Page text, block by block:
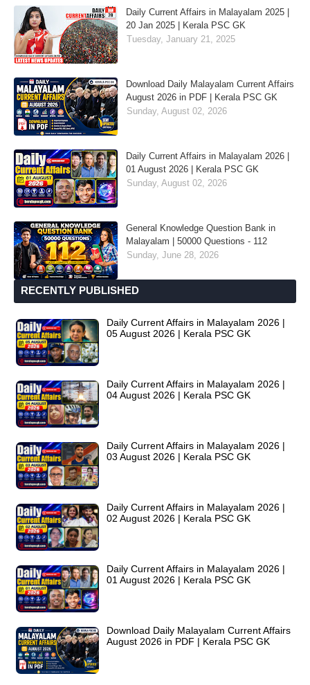
Daily Current Affairs in Malayalam 2025 |
20 Jan 2025 | Kerala PSC GK
Tuesday, January 21, 2025
Download Daily Malayalam Current Affairs
August 2026 in PDF | Kerala PSC GK
Sunday, August 02, 2026
Daily Current Affairs in Malayalam 2026 |
01 August 2026 | Kerala PSC GK
Sunday, August 02, 2026
General Knowledge Question Bank in
Malayalam | 50000 Questions - 112
Sunday, June 28, 2026
RECENTLY PUBLISHED
Daily Current Affairs in Malayalam 2026 |
05 August 2026 | Kerala PSC GK
Daily Current Affairs in Malayalam 2026 |
04 August 2026 | Kerala PSC GK
Daily Current Affairs in Malayalam 2026 |
03 August 2026 | Kerala PSC GK
Daily Current Affairs in Malayalam 2026 |
02 August 2026 | Kerala PSC GK
Daily Current Affairs in Malayalam 2026 |
01 August 2026 | Kerala PSC GK
Download Daily Malayalam Current Affairs
August 2026 in PDF | Kerala PSC GK